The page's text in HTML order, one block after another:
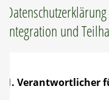
Inte­gra­ti­on und
1. Ver­ant­wort­li­cher